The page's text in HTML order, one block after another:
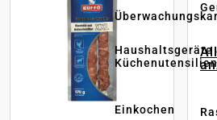
Haushaltsgeräte
Küchenutensilien
Einkochen